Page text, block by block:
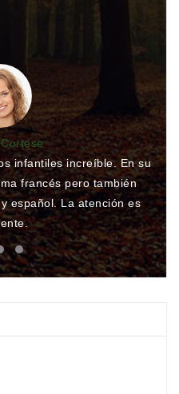
infantiles increíble. En su
francés pero también
español. La atención es